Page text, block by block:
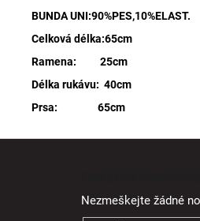
BUNDA UNI:90%PES,10%ELAST.
Celková délka:65cm
Ramena: 25cm
Délka rukávu: 40cm
Prsa: 65cm
Nezmeškejte žádné